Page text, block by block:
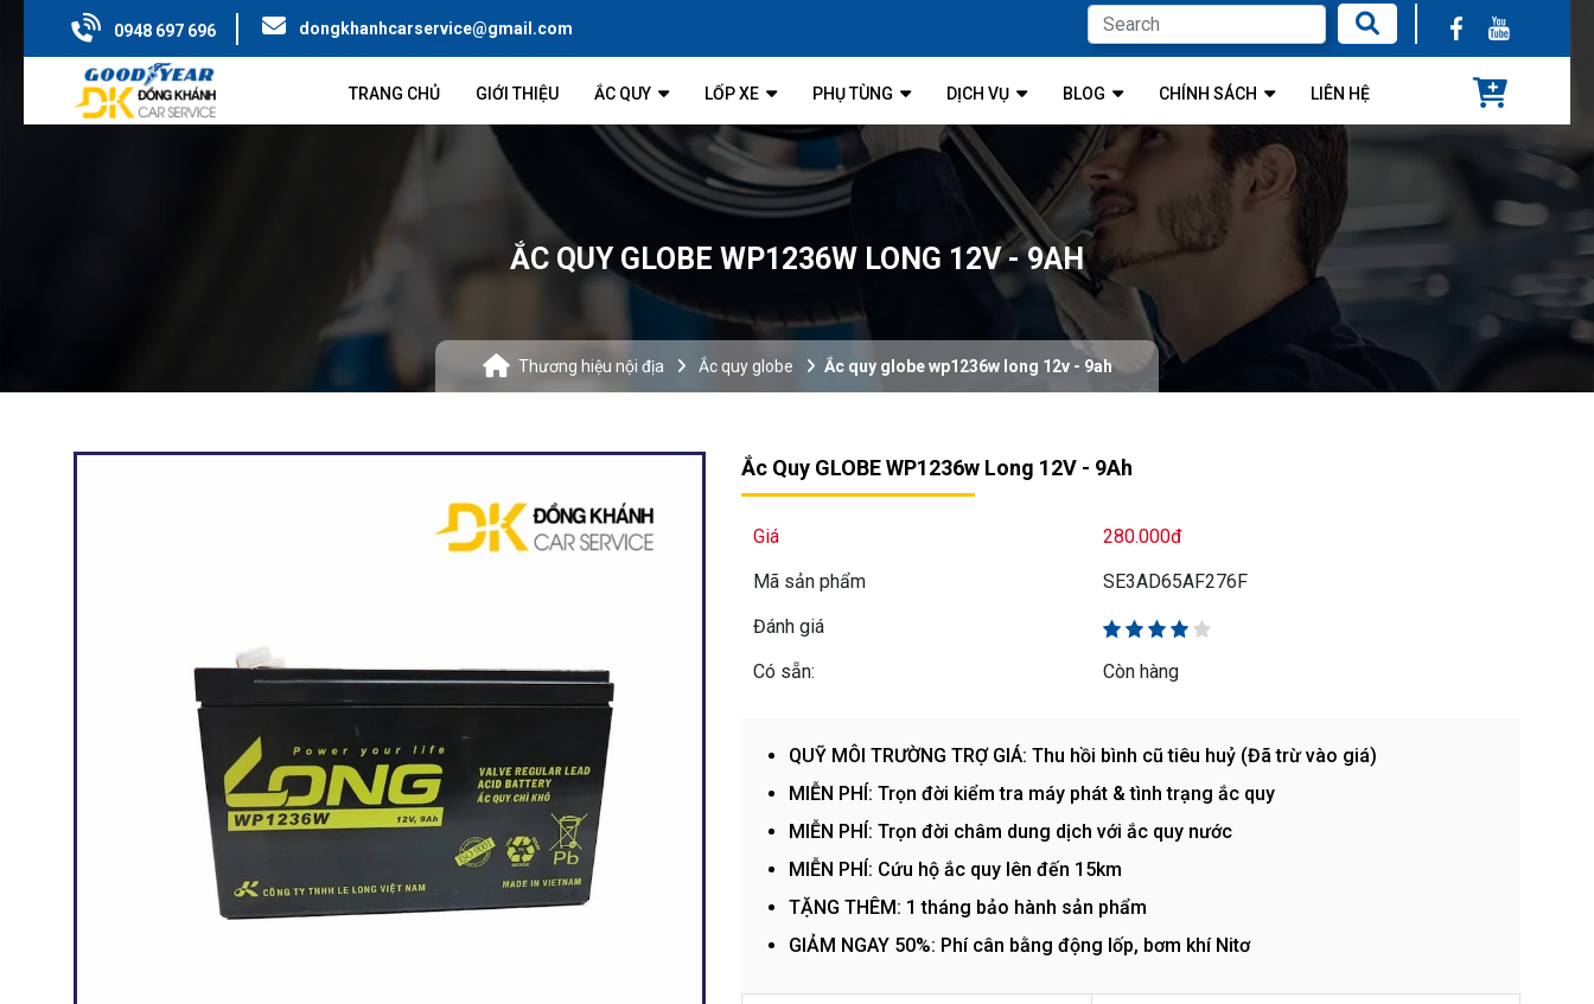
0948 697 696 dongkhanhcarservice@gmail.com
TRANG CHỦ GIỚI THIỆU ẮC QUY LỐP XE PHỤ TÙNG DỊCH VỤ BLOG CHÍNH SÁCH LIÊN HỆ
ẮC QUY GLOBE WP1236W LONG 12V - 9AH
Thương hiệu nội địa Ắc quy globe Ắc quy globe wp1236w long 12v - 9ah
Ắc Quy GLOBE WP1236w Long 12V - 9Ah
Giá
280.000đ
Mã sản phẩm
SE3AD65AF276F
Đánh giá
Có sẵn:
Còn hàng
QUỸ MÔI TRƯỜNG TRỢ GIÁ: Thu hồi bình cũ tiêu huỷ (Đã trừ vào giá)
MIỄN PHÍ: Trọn đời kiểm tra máy phát & tình trạng ắc quy
MIỄN PHÍ: Trọn đời châm dung dịch với ắc quy nước
MIỄN PHÍ: Cứu hộ ắc quy lên đến 15km
TẶNG THÊM: 1 tháng bảo hành sản phẩm
GIẢM NGAY 50%: Phí cân bằng động lốp, bơm khí Nitơ